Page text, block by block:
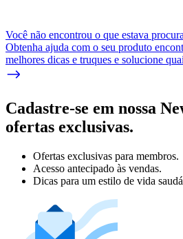
Você não encontrou o que estava
Obtenha ajuda com o seu produto
melhores dicas e truques e solucione
Cadastre-se em nossa
ofertas exclusivas.
Ofertas exclusivas para membros.
Acesso antecipado às vendas.
Dicas para um estilo de vida